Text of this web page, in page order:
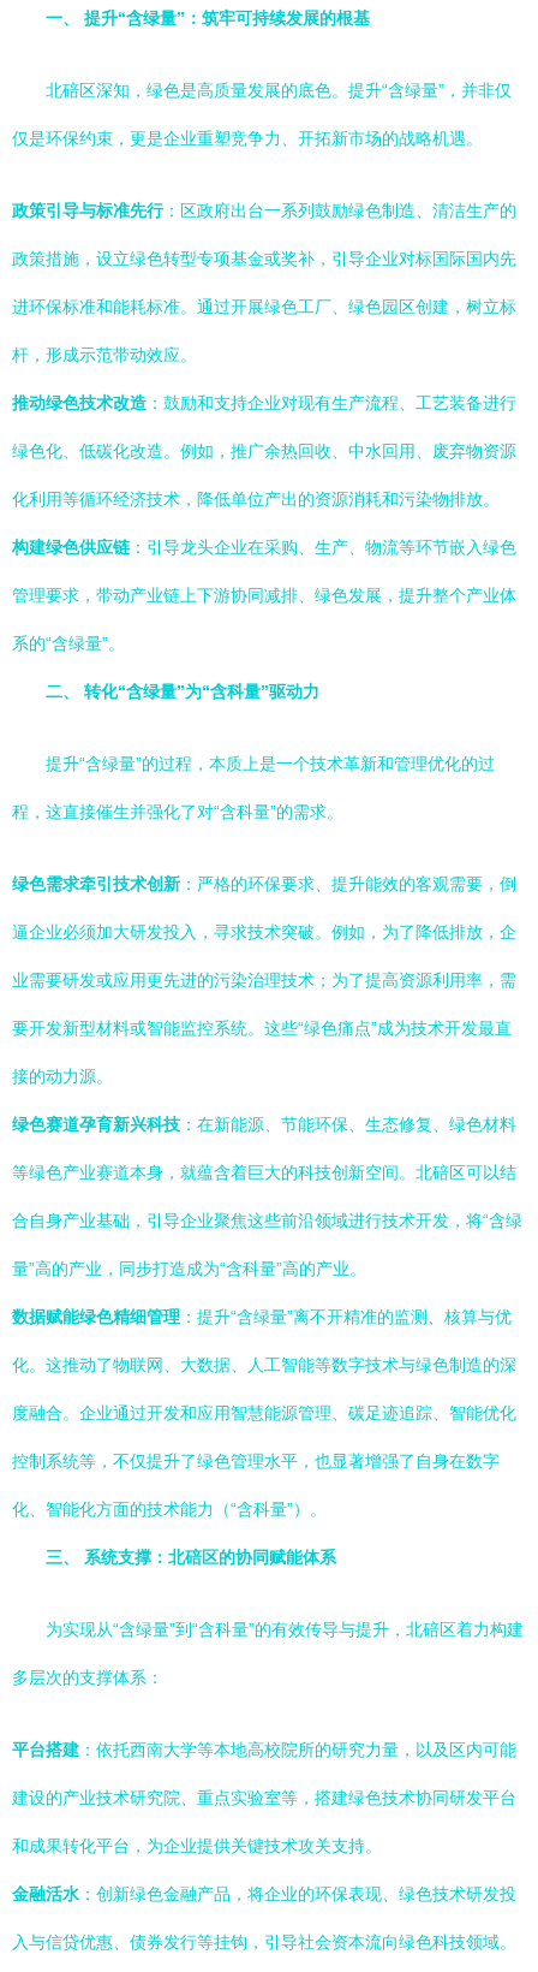
一、 提升“含绿量”：筑牢可持续发展的根基
北碚区深知，绿色是高质量发展的底色。提升“含绿量”，并非仅
仅是环保约束，更是企业重塑竞争力、开拓新市场的战略机遇。
政策引导与标准先行：区政府出台一系列鼓励绿色制造、清洁生产的
政策措施，设立绿色转型专项基金或奖补，引导企业对标国际国内先
进环保标准和能耗标准。通过开展绿色工厂、绿色园区创建，树立标
杆，形成示范带动效应。
推动绿色技术改造 ：鼓励和支持企业对现有生产流程、工艺装备进行
绿色化、低碳化改造。例如，推广余热回收、中水回用、废弃物资源
化利用等循环经济技术，降低单位产出的资源消耗和污染物排放。
构建绿色供应链 ：引导龙头企业在采购、生产、物流等环节嵌入绿色
管理要求，带动产业链上下游协同减排、绿色发展，提升整个产业体
系的“含绿量”。
二、 转化“含绿量”为“含科量”驱动力
提升“含绿量”的过程，本质上是一个技术革新和管理优化的过
程，这直接催生并强化了对“含科量”的需求。
绿色需求牵引技术创新 ：严格的环保要求、提升能效的客观需要，倒
逼企业必须加大研发投入，寻求技术突破。例如，为了降低排放，企
业需要研发或应用更先进的污染治理技术；为了提高资源利用率，需
要开发新型材料或智能监控系统。这些“绿色痛点”成为技术开发最直
接的动力源。
绿色赛道孕育新兴科技 ：在新能源、节能环保、生态修复、绿色材料
等绿色产业赛道本身，就蕴含着巨大的科技创新空间。北碚区可以结
合自身产业基础，引导企业聚焦这些前沿领域进行技术开发，将“含绿
量”高的产业，同步打造成为“含科量”高的产业。
数据赋能绿色精细管理 ：提升“含绿量”离不开精准的监测、核算与优
化。这推动了物联网、大数据、人工智能等数字技术与绿色制造的深
度融合。企业通过开发和应用智慧能源管理、碳足迹追踪、智能优化
控制系统等，不仅提升了绿色管理水平，也显著增强了自身在数字
化、智能化方面的技术能力（“含科量”）。
三、 系统支撑：北碚区的协同赋能体系
为实现从“含绿量”到“含科量”的有效传导与提升，北碚区着力构建
多层次的支撑体系：
平台搭建 ：依托西南大学等本地高校院所的研究力量，以及区内可能
建设的产业技术研究院、重点实验室等，搭建绿色技术协同研发平台
和成果转化平台，为企业提供关键技术攻关支持。
金融活水 ：创新绿色金融产品，将企业的环保表现、绿色技术研发投
入与信贷优惠、债券发行等挂钩，引导社会资本流向绿色科技领域。